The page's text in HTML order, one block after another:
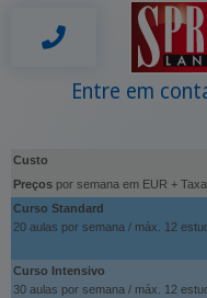
Entre em
Custo
Preços por semana em EUR +
Curso Standard
20 aulas por semana / máx. 12
Curso Intensivo
30 aulas por semana / máx. 12